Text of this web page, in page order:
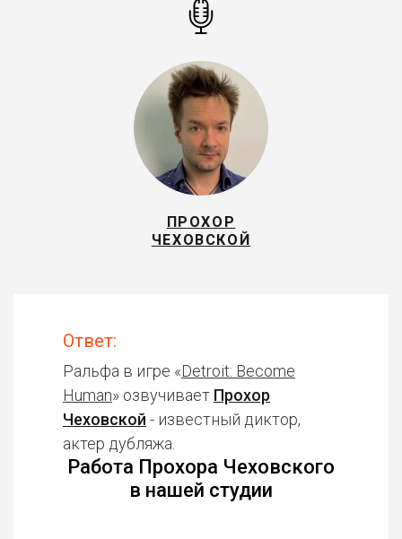
ПРОХОР
ЧЕХОВСКОЙ
Ответ:
Ральфа в игре «Detroit: Become
Human» озвучивает Прохор
Чеховской - известный диктор,
актер дубляжа.
Работа Прохора Чеховского
в нашей студии